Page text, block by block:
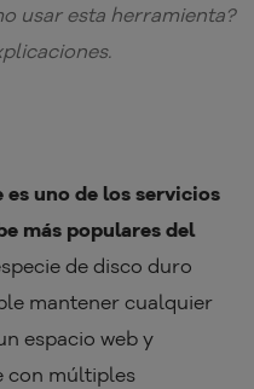
usar esta herramienta?
es uno de los servicios
más populares del
de disco duro
mantener cualquier
espacio web y
con múltiples